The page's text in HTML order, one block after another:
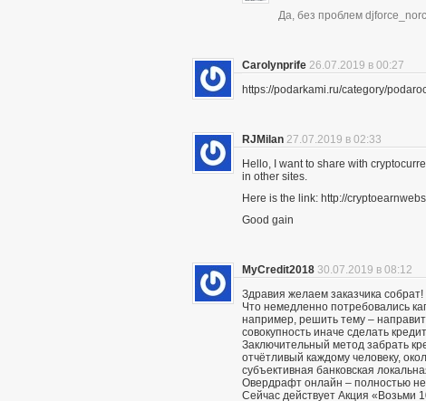
Да, без проблем
Carolynprife 26.07.2019 в 00:27
https://podarkami.ru/category/
RJMilan 27.07.2019 в 02:33
Hello, I want to share with
in other sites.
Here is the link: http://
Good gain
MyCredit2018 30.07.2019 в 08:12
Здравия желаем заказчика собрат!
Что немедленно потребовались
например, решить тему –
совокупность иначе сделать
Заключительный метод забрать
отчётливый каждому человеку,
субъективная банковская
Овердрафт онлайн – полностью
Сейчас действует Акция «Возьми